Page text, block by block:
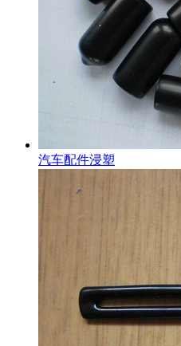
汽车配件浸塑